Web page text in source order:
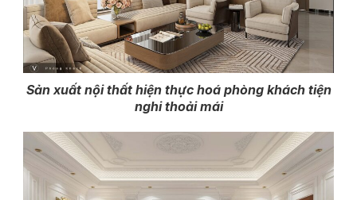
Sản xuất nội thất hiện thực hoá phòng khách tiện
nghi thoải mái